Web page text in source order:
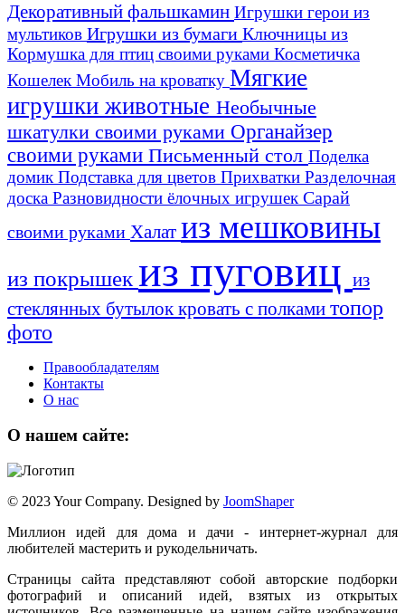
Декоративный фальшкамин Игрушки герои из
мультиков Игрушки из бумаги Ключницы из
Кормушка для птиц своими руками Косметичка
КошелекМобиль на кроватку Мягкие
игрушки животные Необычные
шкатулки своими руками Органайзер
своими руками Письменный стол Поделка
домикПодставка для цветов Прихватки Разделочная
доска Разновидности ёлочных игрушекСарай
своими руками Халат из мешковины
из покрышек из пуговиц из
стеклянных бутылоккровать с полками топор
фото
Правообладателям
Контакты
О нас
О нашем сайте:
© 2023 Your Company. Designed by JoomShaper
Миллион идей для дома и дачи - интернет-журнал для
любителей мастерить и рукодельничать.
Страницы сайта представляют собой авторские подборки
фотографий и описаний идей, взятых из открытых